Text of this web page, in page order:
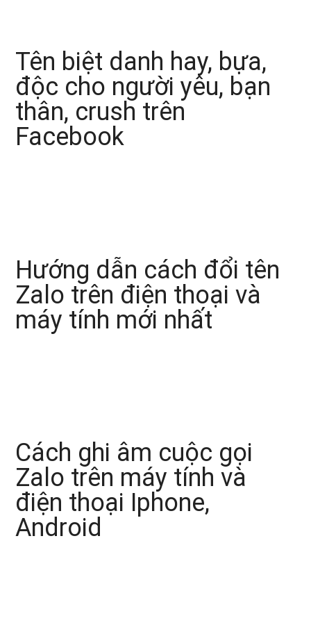
Tên biệt danh hay, bựa,
độc cho người yêu, bạn
thân, crush trên
Facebook
Hướng dẫn cách đổi tên
Zalo trên điện thoại và
máy tính mới nhất
Cách ghi âm cuộc gọi
Zalo trên máy tính và
điện thoại Iphone,
Android